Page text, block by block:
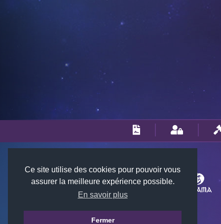
Ce site utilise des cookies pour pouvoir vous
assurer la meilleure expérience possible.
En savoir plus
Fermer